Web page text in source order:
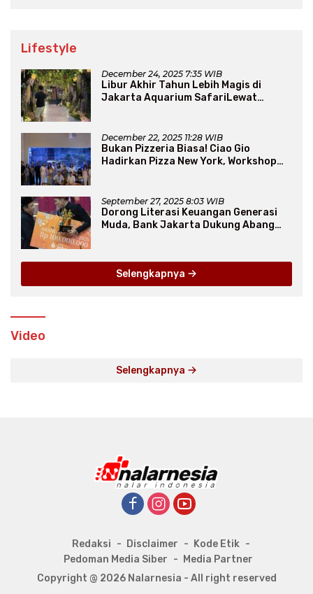
Lifestyle
December 24, 2025 7:35 WIB
Libur Akhir Tahun Lebih Magis di
Jakarta Aquarium SafariLewat
December 22, 2025 11:28 WIB
Bukan Pizzeria Biasa! Ciao Gio
Hadirkan Pizza New York, Workshop
September 27, 2025 8:03 WIB
Dorong Literasi Keuangan Generasi
Muda, Bank Jakarta Dukung Abang
Selengkapnya
Video
Selengkapnya
Redaksi Disclaimer
Kode Etik
Pedoman Media Siber
Media Partner
Copyright @ 2026 Nalarnesia - All right reserved